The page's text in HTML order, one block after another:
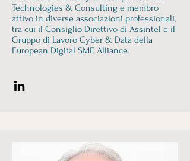
Technologies & Consulting e membro
attivo in diverse associazioni professionali,
tra cui il Consiglio Direttivo di Assintel e il
Gruppo di Lavoro Cyber & Data della
European Digital SME Alliance. ​